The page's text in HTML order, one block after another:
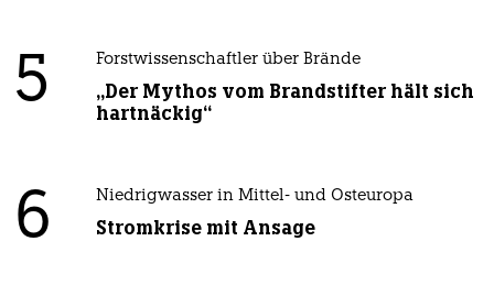
5 Forstwissenschaftler über Brände
„Der Mythos vom Brandstifter hält sich
hartnäckig“
6 Niedrigwasser in Mittel- und Osteuropa
Stromkrise mit Ansage